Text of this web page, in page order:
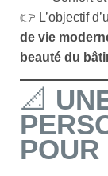
👉 L’objectif
de vie
beauté du
📐